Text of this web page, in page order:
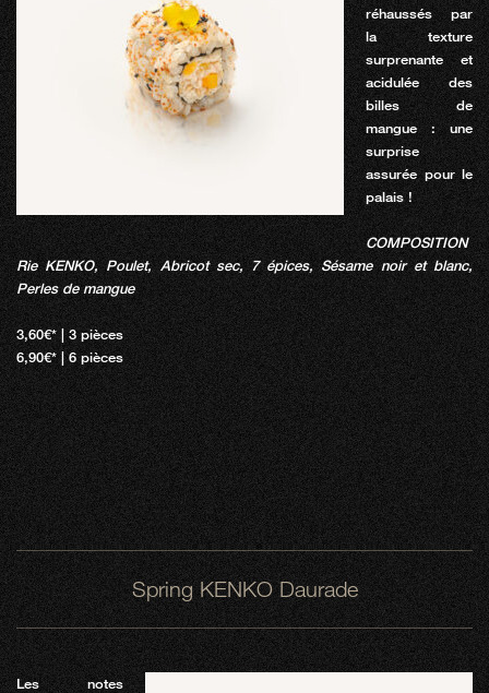
réhaussés par
la texture
surprenante et
acidulée des
billes de
mangue : une
surprise
assurée pour le
palais !
COMPOSITION
Rie KENKO, Poulet, Abricot sec, 7 épices, Sésame noir et blanc,
Perles de mangue
3,60€* | 3 pièces
6,90€* | 6 pièces
Spring KENKO Daurade
Les notes